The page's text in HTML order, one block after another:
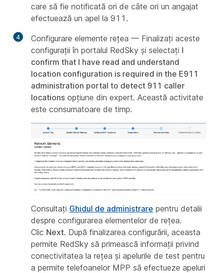
care să fie notificată ori de câte ori un angajat
efectuează un apel la 911.
4
Configurare elemente rețea — Finalizați aceste
configurații în portalul RedSky și selectați I
confirm that I have read and understand
location configuration is required in the E911
administration portal to detect 911 caller
locations opțiune din expert. Această activitate
este consumatoare de timp.
Consultați Ghidul de administrare pentru detalii
despre configurarea elementelor de rețea.
Clic Next. După finalizarea configurării, aceasta
permite RedSky să primească informații privind
conectivitatea la rețea și apelurile de test pentru
a permite telefoanelor MPP să efectueze apeluri